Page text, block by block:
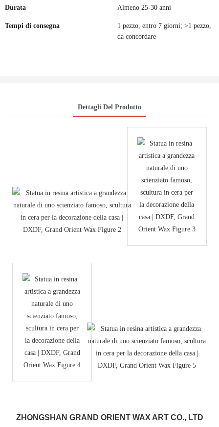
Durata Almeno 25-30 anni
Tempi di consegna
1 pezzo, entro 7 giorni; >1 pezzo,
da concordare
Dettagli Del Prodotto
ZHONGSHAN GRAND ORIENT WAX ART CO., LTD